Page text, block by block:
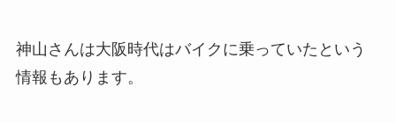
神山さんは大阪時代はバイクに乗っていた という
情報もあります。